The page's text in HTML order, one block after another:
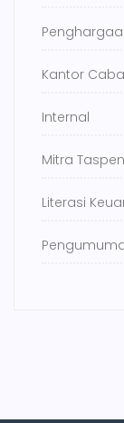
Kantor
Internal
Mitra Taspen
Literasi